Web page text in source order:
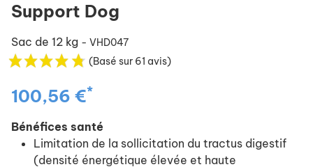
Support Dog
Sac de 12 kg - VHD047
(Basé sur 61 avis)
100,56 €*
Bénéfices santé
Limitation de la sollicitation du tractus digestif
(densité énergétique élevée et haute